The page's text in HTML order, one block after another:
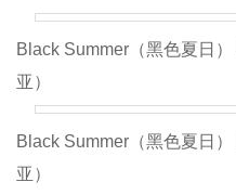
Black Summer（黑色夏日
亚）
Black Summer（黑色夏日
亚）